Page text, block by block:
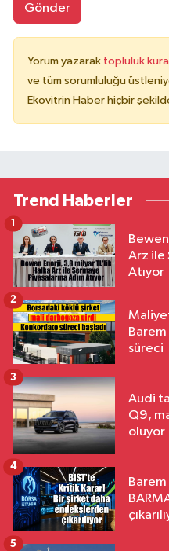
Gönder
Yorum yazarak topluluk
ve tüm sorumluluğu
Ekovitrin Haber hiçbir
Trend Haberler
Arz ile
Atıyor
1
süreci
2
Audi
Q9,
oluyor
3
4
5